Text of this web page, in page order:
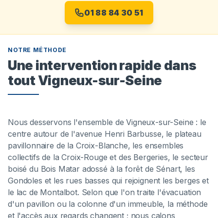
01 88 84 30 51
NOTRE MÉTHODE
Une intervention rapide dans
tout Vigneux-sur-Seine
Nous desservons l'ensemble de Vigneux-sur-Seine : le
centre autour de l'avenue Henri Barbusse, le plateau
pavillonnaire de la Croix-Blanche, les ensembles
collectifs de la Croix-Rouge et des Bergeries, le secteur
boisé du Bois Matar adossé à la forêt de Sénart, les
Gondoles et les rues basses qui rejoignent les berges et
le lac de Montalbot. Selon que l'on traite l'évacuation
d'un pavillon ou la colonne d'un immeuble, la méthode
et l'accès aux regards changent ; nous calons